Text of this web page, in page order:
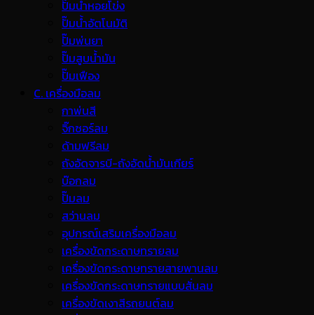
ปั๊มน้ำหอยโข่ง
ปั๊มน้ำอัตโนมัติ
ปั๊มพ่นยา
ปั๊มสูบน้ำมัน
ปั๊มเฟือง
C. เครื่องมือลม
กาพ่นสี
จิ๊กซอร์ลม
ด้ามฟรีลม
ถังอัดจารบี-ถังอัดน้ำมันเกียร์
บ๊อกลม
ปั๊มลม
สว่านลม
อุปกรณ์เสริมเครื่องมือลม
เครื่องขัดกระดาษทรายลม
เครื่องขัดกระดาษทรายสายพานลม
เครื่องขัดกระดาษทรายแบบสั่นลม
เครื่องขัดเงาสีรถยนต์ลม